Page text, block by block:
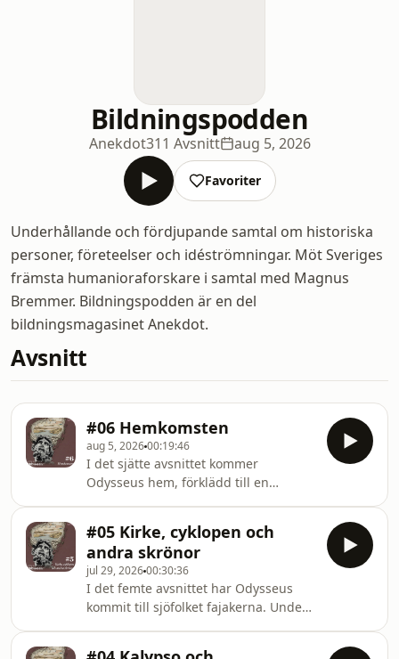
Bildningspodden
Anekdot311 Avsnitt aug 5, 2026
Favoriter
Underhållande och fördjupande samtal om historiska
personer, företeelser och idéströmningar. Möt Sveriges
främsta humanioraforskare i samtal med Magnus
Bremmer. Bildningspodden är en del
bildningsmagasinet Anekdot.
Avsnitt
#06 Hemkomsten
aug 5, 202600:19:46
I det sjätte avsnittet kommer
Odysseus hem, förklädd till en
och karaktärstest. Varför måste
Odysseus bevisa sig när han kommer
hem? Och vad säger allt detta om
berättelsens kärna? I
Bildningspoddens sommarserie
"Sommar med Odysséen" får du följa
Odysseus dramatiska resa genom den
#05 Kirke, cyklopen och
andra skrönor
jul 29, 202600:30:36
I det femte avsnittet har Odysseus
kommit till sjöfolket fajakerna. Under